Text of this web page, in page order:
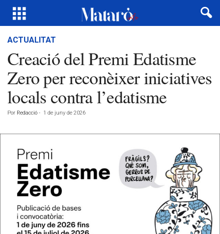
ACTUALITAT
Creació del Premi Edatisme
Zero per reconèixer iniciatives
locals contra l’edatisme
Por Redacció - 1 de juny de 2026